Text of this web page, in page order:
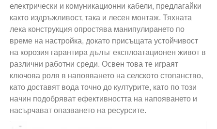
електрически и комуникационни кабели, предлагайки
както издръжливост, така и лесен монтаж. Тяхната
лека конструкция опростява манипулирането по
време на настройка, докато присъщата устойчивост
на корозия гарантира дълъг експлоатационен живот в
различни работни среди. Освен това те играят
ключова роля в напояването на селското стопанство,
като доставят вода точно до културите, като по този
начин подобряват ефективността на напояването и
насърчават опазването на ресурсите.